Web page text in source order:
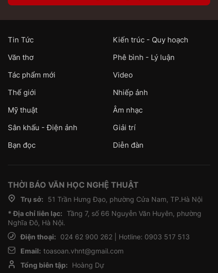
Tin Tức
Kiến trúc - Quy hoạch
Văn thơ
Phê bình - Lý luận
Tác phẩm mới
Video
Thế giới
Nhiếp ảnh
Mỹ thuật
Âm nhạc
Sân khấu - Điện ảnh
Giải trí
Bạn đọc
Diễn đàn
THỜI BÁO VĂN HỌC NGHỆ THUẬT
Trụ sở:
51 Trần Hưng Đạo, phường Cửa Nam, TP.Hà Nội
* Địa chỉ liên lạc: Tầng 7, số 66 Nguyễn Văn Huyên, phường
Nghĩa Đô, Hà Nội.
Điện thoại:
024 62 900 262 | Hotline: 0903 517 513
Email: toasoan.vhnt@gmail.com
Tổng biên tập:
Hoàng Dự